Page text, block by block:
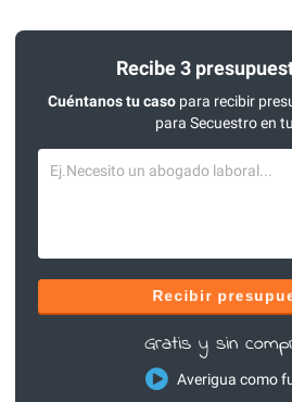
Recibe 3
Cuéntanos tu caso para recibir
para Secuestro en
Recibir
Gratis y sin
Averigua como